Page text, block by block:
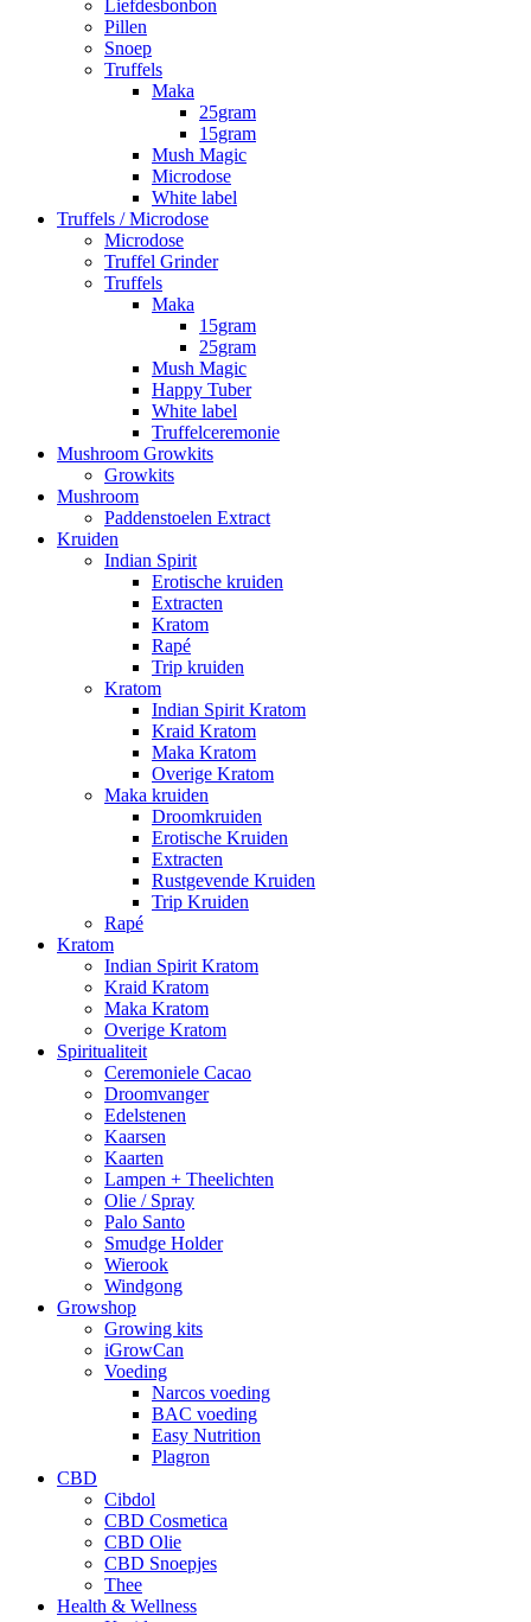
Liefdesbonbon
Pillen
Snoep
Truffels
Maka
25gram
15gram
Mush Magic
Microdose
White label
Truffels / Microdose
Microdose
Truffel Grinder
Truffels
Maka
15gram
25gram
Mush Magic
Happy Tuber
White label
Truffelceremonie
Mushroom Growkits
Growkits
Mushroom
Paddenstoelen Extract
Kruiden
Indian Spirit
Erotische kruiden
Extracten
Kratom
Rapé
Trip kruiden
Kratom
Indian Spirit Kratom
Kraid Kratom
Maka Kratom
Overige Kratom
Maka kruiden
Droomkruiden
Erotische Kruiden
Extracten
Rustgevende Kruiden
Trip Kruiden
Rapé
Kratom
Indian Spirit Kratom
Kraid Kratom
Maka Kratom
Overige Kratom
Spiritualiteit
Ceremoniele Cacao
Droomvanger
Edelstenen
Kaarsen
Kaarten
Lampen + Theelichten
Olie / Spray
Palo Santo
Smudge Holder
Wierook
Windgong
Growshop
Growing kits
iGrowCan
Voeding
Narcos voeding
BAC voeding
Easy Nutrition
Plagron
CBD
Cibdol
CBD Cosmetica
CBD Olie
CBD Snoepjes
Thee
Health & Wellness